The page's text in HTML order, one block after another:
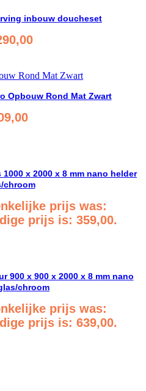
inbouw doucheset
Opbouw Rond Mat Zwart
x 2000 x 8 mm nano helder
chroom
prijs was:
prijs is: 359,00.
900 x 900 x 2000 x 8 mm nano
chroom
prijs was:
prijs is: 639,00.